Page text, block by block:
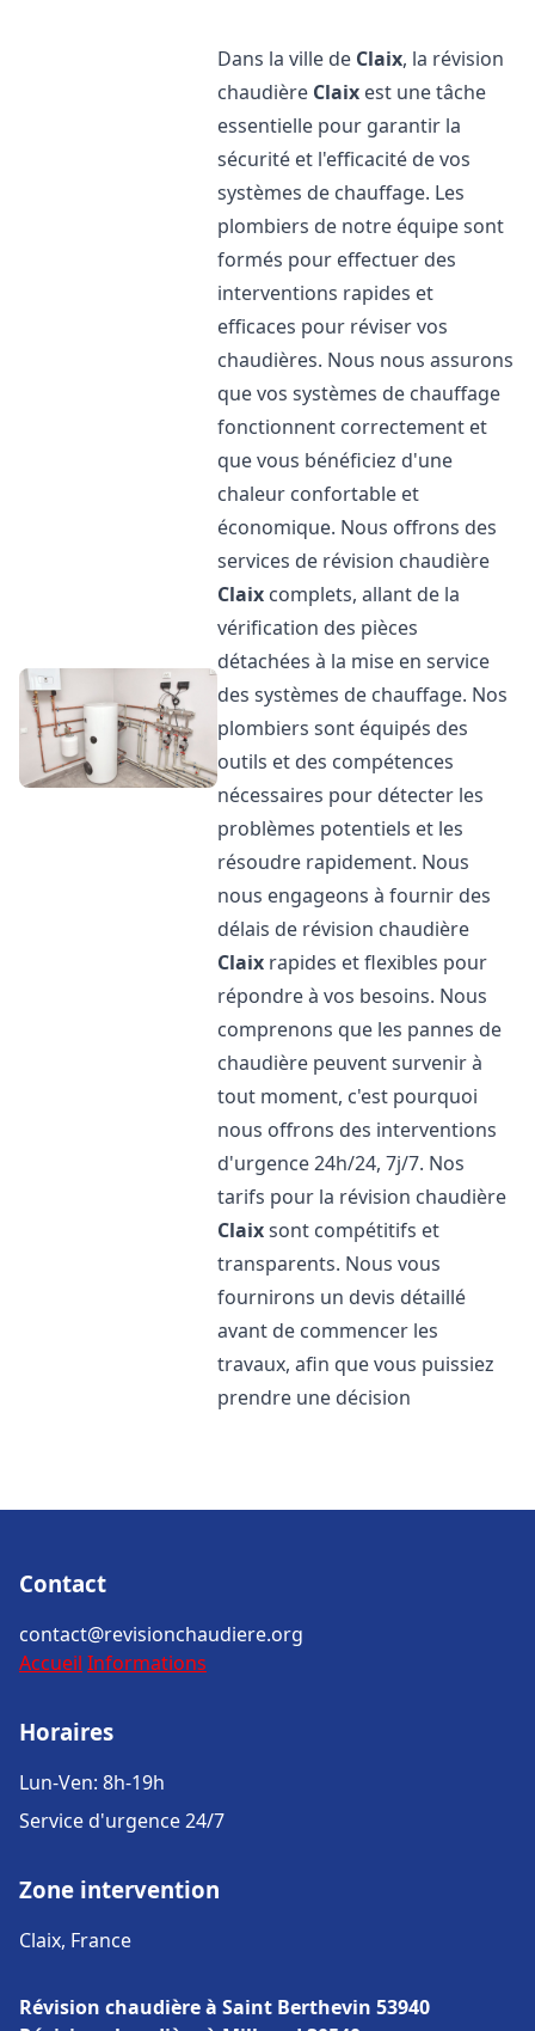
Dans la ville de Claix, la révision
chaudière Claix est une tâche
essentielle pour garantir la
sécurité et l'efficacité de vos
systèmes de chauffage. Les
plombiers de notre équipe sont
formés pour effectuer des
interventions rapides et
efficaces pour réviser vos
chaudières. Nous nous assurons
que vos systèmes de chauffage
fonctionnent correctement et
que vous bénéficiez d'une
chaleur confortable et
économique. Nous offrons des
services de révision chaudière
Claix complets, allant de la
vérification des pièces
détachées à la mise en service
des systèmes de chauffage. Nos
plombiers sont équipés des
outils et des compétences
nécessaires pour détecter les
problèmes potentiels et les
résoudre rapidement. Nous
nous engageons à fournir des
délais de révision chaudière
Claix rapides et flexibles pour
répondre à vos besoins. Nous
comprenons que les pannes de
chaudière peuvent survenir à
tout moment, c'est pourquoi
nous offrons des interventions
d'urgence 24h/24, 7j/7. Nos
tarifs pour la révision chaudière
Claixsont compétitifs et
transparents. Nous vous
fournirons un devis détaillé
avant de commencer les
travaux, afin que vous puissiez
prendre une décision
Contact
contact@revisionchaudiere.org
Accueil Informations
Horaires
Lun-Ven: 8h-19h
Service d'urgence 24/7
Zone intervention
Claix, France
Révision chaudière à Saint Berthevin 53940